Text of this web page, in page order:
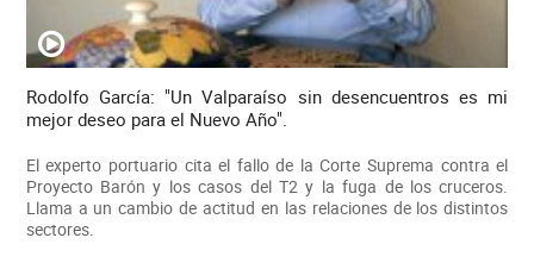
Rodolfo García: "Un Valparaíso sin desencuentros es mi
mejor deseo para el Nuevo Año".
El experto portuario cita el fallo de la Corte Suprema contra el
Proyecto Barón y los casos del T2 y la fuga de los cruceros.
Llama a un cambio de actitud en las relaciones de los distintos
sectores.